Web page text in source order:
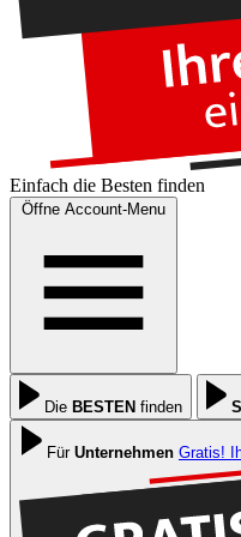
Einfach die Besten finden
Öffne Account-Menu
Die BESTEN finden
Für Unternehmen Gratis!